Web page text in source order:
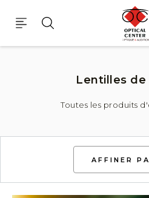
Produits
Lentilles
Toutes les produits
AFFINER